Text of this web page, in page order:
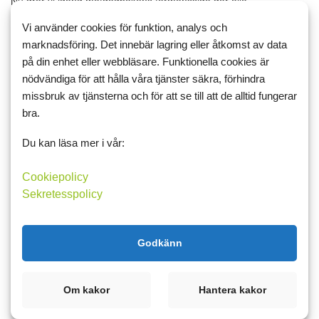
träningskedjan Nordic Wellness där du som PLUSmedlem på
matdagboken får hela 20 % rabatt på alla deras träningskort! Vi...
Matdagboken
Läs mer
1 november 2013 13:16
medlemmar!
Hej alla Matdagbokare! I veckan passerade vi otroliga 80.000
att välkomna alla er nya och peppa er som redan är medlemmar
Vi använder cookies för funktion, analys och
marknadsföring. Det innebär lagring eller åtkomst av data
på din enhet eller webbläsare. Funktionella cookies är
nödvändiga för att hålla våra tjänster säkra, förhindra
missbruk av tjänsterna och för att se till att de alltid fungerar
bra.
Du kan läsa mer i vår:
Cookiepolicy
Sekretesspolicy
Godkänn
Om kakor Hantera kakor